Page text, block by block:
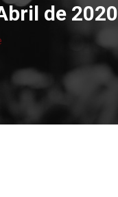
de 2020